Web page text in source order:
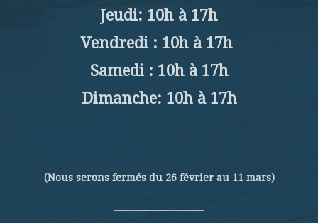
Jeudi: 10h à 17h
Vendredi : 10h à 17h
Samedi : 10h à 17h
Dimanche: 10h à 17h
(Nous serons fermés du 26 février au 11 mars)